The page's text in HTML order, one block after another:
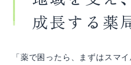
成長する薬
「薬で困ったら、まずはスマイ